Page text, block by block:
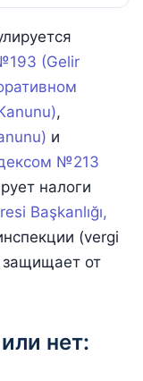
(Gelir
,
и
№213
налоги
Başkanlığı,
(vergi
защищает от
нет: